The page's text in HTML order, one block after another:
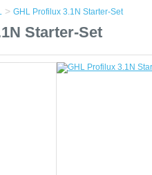
> GHL Profilux 3.1N Starter-Set
Starter-Set